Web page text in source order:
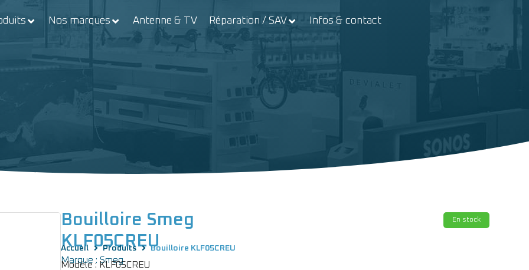
Nos marques Antenne & TV Réparation / SAV Infos & contact
Bouilloire Smeg
KLF05CREU
En stock
Accueil Produits Bouilloire KLF05CREU
Marque : Smeg
Modèle : KLF05CREU